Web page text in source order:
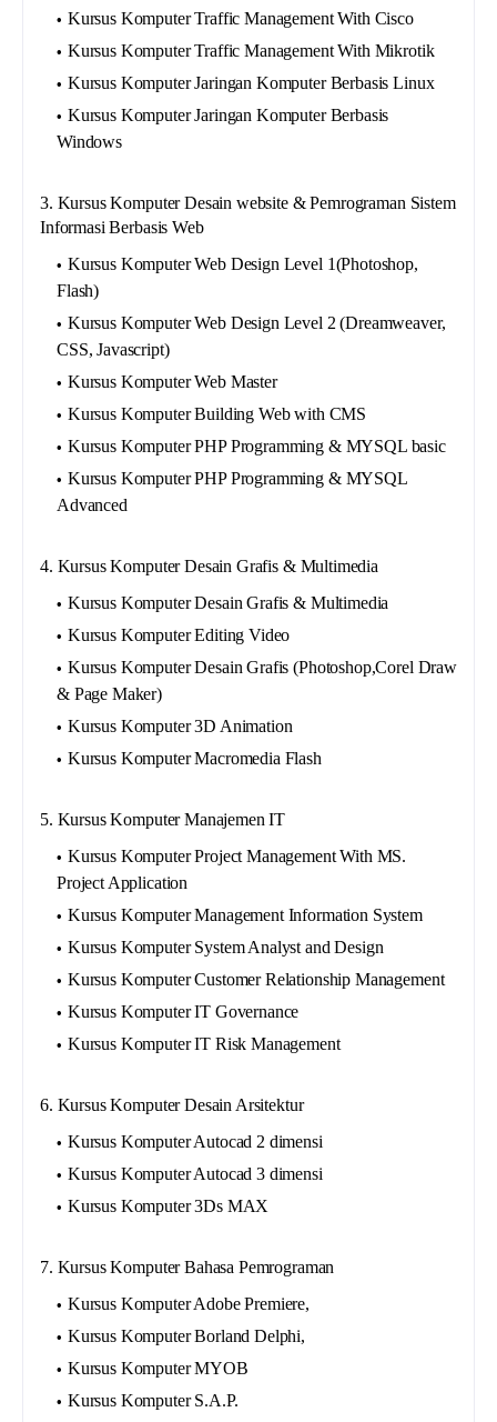
Kursus Komputer Traffic Management With Cisco
Kursus Komputer Traffic Management With Mikrotik
Kursus Komputer Jaringan Komputer Berbasis Linux
Kursus Komputer Jaringan Komputer Berbasis
Windows
3. Kursus Komputer Desain website & Pemrograman Sistem
Informasi Berbasis Web
Kursus Komputer Web Design Level 1(Photoshop,
Flash)
Kursus Komputer Web Design Level 2 (Dreamweaver,
CSS, Javascript)
Kursus Komputer Web Master
Kursus Komputer Building Web with CMS
Kursus Komputer PHP Programming & MYSQL basic
Kursus Komputer PHP Programming & MYSQL
Advanced
4. Kursus Komputer Desain Grafis & Multimedia
Kursus Komputer Desain Grafis & Multimedia
Kursus Komputer Editing Video
Kursus Komputer Desain Grafis (Photoshop,Corel Draw
& Page Maker)
Kursus Komputer 3D Animation
Kursus Komputer Macromedia Flash
5. Kursus Komputer Manajemen IT
Kursus Komputer Project Management With MS.
Project Application
Kursus Komputer Management Information System
Kursus Komputer System Analyst and Design
Kursus Komputer Customer Relationship Management
Kursus Komputer IT Governance
Kursus Komputer IT Risk Management
6. Kursus Komputer Desain Arsitektur
Kursus Komputer Autocad 2 dimensi
Kursus Komputer Autocad 3 dimensi
Kursus Komputer 3Ds MAX
7. Kursus Komputer Bahasa Pemrograman
Kursus Komputer Adobe Premiere,
Kursus Komputer Borland Delphi,
Kursus Komputer MYOB
Kursus Komputer S.A.P.